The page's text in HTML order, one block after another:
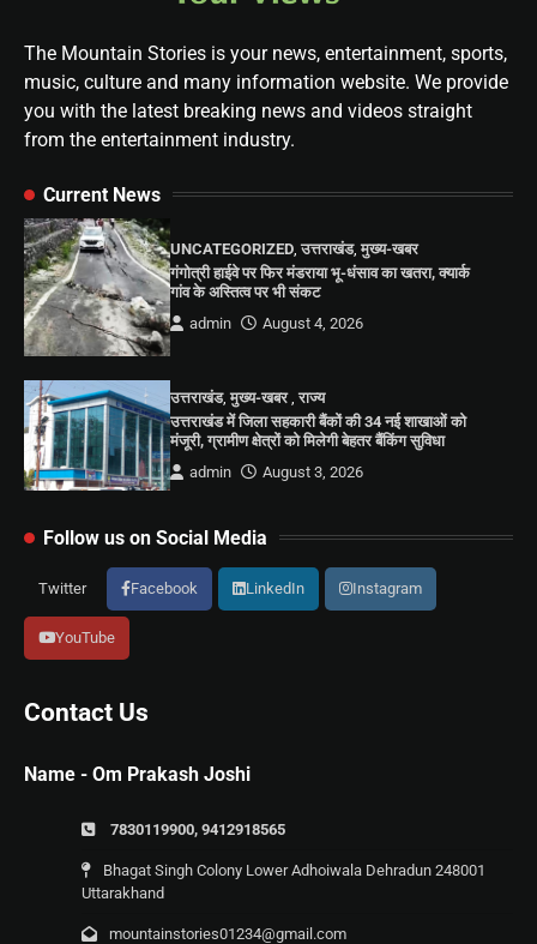
The Mountain Stories is your news, entertainment, sports,
music, culture and many information website. We provide
you with the latest breaking news and videos straight
from the entertainment industry.
Current News
UNCATEGORIZED,उत्तराखंड,मुख्य-खबर
गंगोत्री हाईवे पर फिर मंडराया भू-धंसाव का खतरा, क्यार्क
गांव के अस्तित्व पर भी संकट
admin
August 4, 2026
उत्तराखंड,मुख्य-खबर ,राज्य
उत्तराखंड में जिला सहकारी बैंकों की 34 नई शाखाओं को
मंजूरी, ग्रामीण क्षेत्रों को मिलेगी बेहतर बैंकिंग सुविधा
admin
August 3, 2026
Follow us on Social Media
Twitter Facebook LinkedIn Instagram
YouTube
Contact Us
Name - Om Prakash Joshi
7830119900, 9412918565
Bhagat Singh Colony Lower Adhoiwala Dehradun 248001
Uttarakhand
mountainstories01234@gmail.com